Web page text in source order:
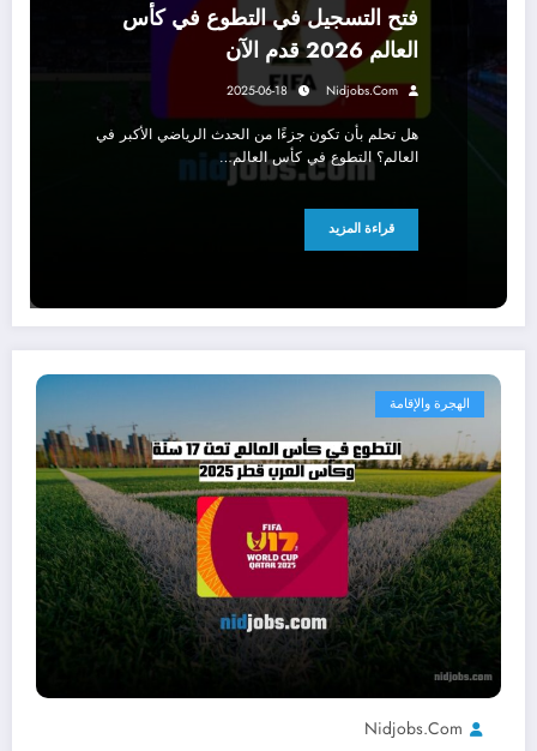
فتح التسجيل في التطوع في كأس
العالم 2026 قدم الآن
Nidjobs.com
2025-06-18
هل تحلم بأن تكون جزءًا من الحدث الرياضي الأكبر في
العالم؟ التطوع في كأس العالم…
قراءة المزيد
الهجرة والإقامة
Nidjobs.com